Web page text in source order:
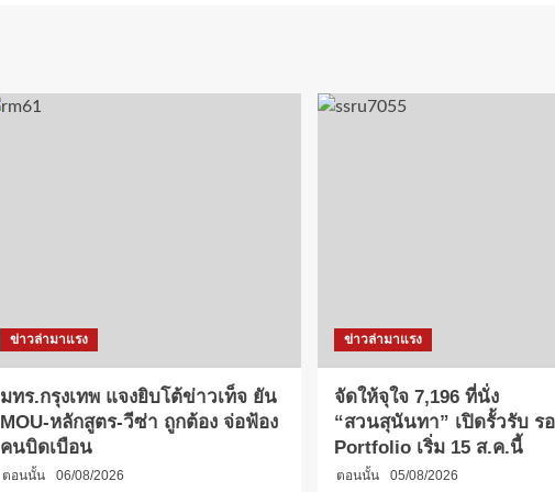
ข่าวล่ามาแรง
มทร.กรุงเทพ แจงยิบโต้ข่าวเท็จ ยัน
MOU-หลักสูตร-วีซ่า ถูกต้อง จ่อฟ้อง
คนบิดเบือน
ตอนนั้น 06/08/2026
ข่าวล่ามาแรง
จัดให้จุใจ 7,196 ที่นั่ง
“สวนสุนันทา” เปิดรั้วรับ ร
Portfolio เริ่ม 15 ส.ค.นี้
ตอนนั้น 05/08/2026